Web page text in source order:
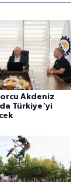
Akdeniz
Türkiye'yi